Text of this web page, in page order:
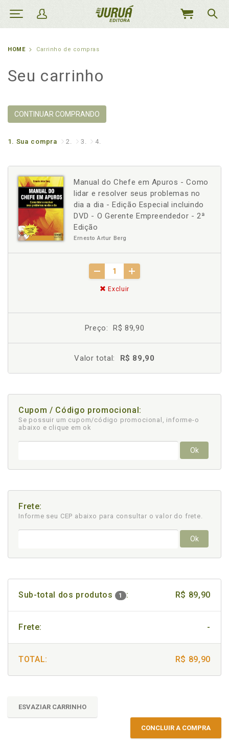
MEU
HOME Carrinho de compras
Seu carrinho
CONTINUAR COMPRANDO
1. Sua compra 2. 3. 4.
Manual do Chefe em Apuros - Como
lidar e resolver seus problemas no
dia a dia - Edição Especial incluindo
DVD - O Gerente Empreendedor - 2ª
Edição
Ernesto Artur Berg
Excluir
Preço: R$ 89,90
Valor total: R$ 89,90
Cupom / Código promocional:
Se possuir um cupom/código promocional, informe-o
abaixo e clique em ok
Ok
Frete:
Informe seu CEP abaixo para consultar o valor do frete.
Ok
Sub-total dos produtos 1 : R$ 89,90
Frete: -
TOTAL: R$ 89,90
ESVAZIAR CARRINHO
CONCLUIR A COMPRA